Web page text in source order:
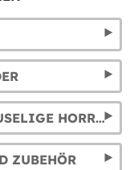
HALLOWEEN MASKEN UND GRUSELIGE HORROR-MASKEN
ZUBEHÖR